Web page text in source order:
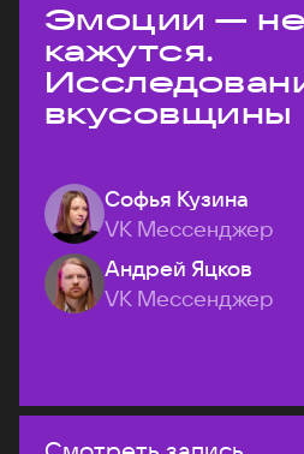
Эмоции — не
кажутся.
вкусовщины
Софья Кузина
VK Мессенджер
Андрей Яцков
VK Мессенджер